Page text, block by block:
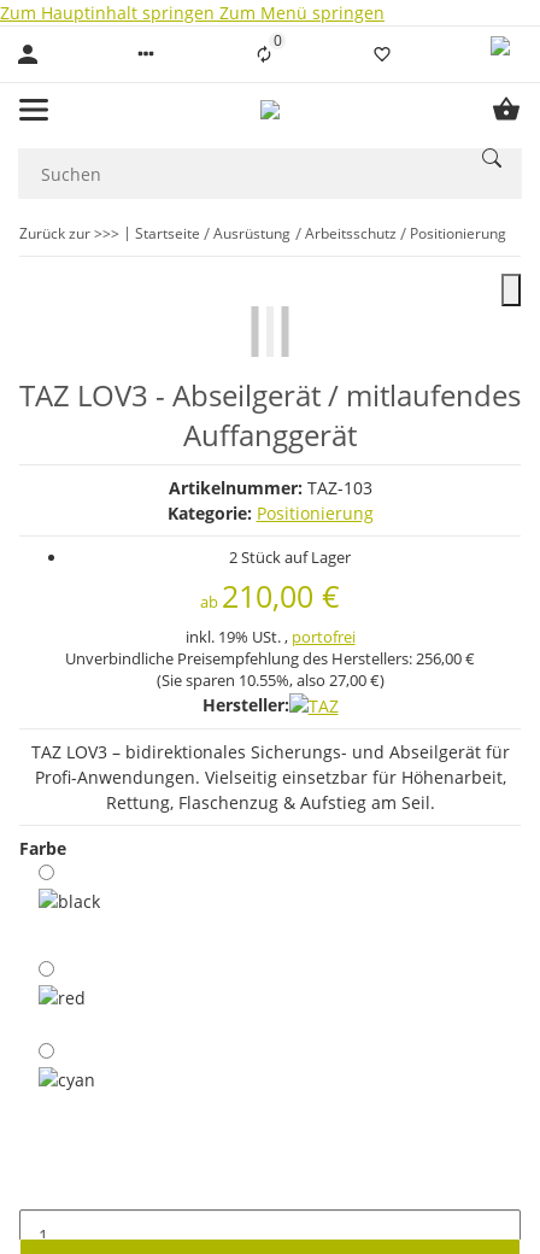
Zum Hauptinhalt springen Zum Menü springen
0Liste ist leer
Zurück zur >>> Startseite Ausrüstung Arbeitsschutz Positionierung
TAZ LOV3 - Abseilgerät / mitlaufendes
Auffanggerät
Artikelnummer: TAZ-103
Kategorie: Positionierung
2 Stück auf Lager
ab 210,00 €
inkl. 19% USt. , portofrei
Unverbindliche Preisempfehlung des Herstellers:256,00 €
(Sie sparen 10.55%, also 27,00 €)
Hersteller:
TAZ LOV3 – bidirektionales Sicherungs- und Abseilgerät für
Profi-Anwendungen. Vielseitig einsetzbar für Höhenarbeit,
Rettung, Flaschenzug & Aufstieg am Seil.
Farbe
black
red